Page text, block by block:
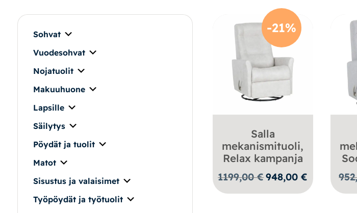
Pöydät ja tuolit
Säilytys
Työpöydät ja työtuolit
Matot
Ulkokalusteet
Valaisimet
Vuodesohvat
Sohvat
Vuodesohvat
Nojatuolit
Makuuhuone
Lapsille
Säilytys
Pöydät ja tuolit
Matot
Sisustus ja valaisimet
Työpöydät ja työtuolit
-21%
Salla
mekanismituoli,
Relax kampanja
1199,00€ Alkuperäinen
948,00€ Nykyinen
hinta